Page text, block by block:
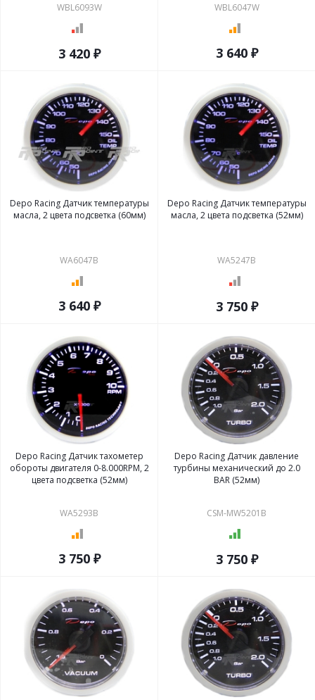
WBL6093W
3 420 ₽
WBL6047W
3 640 ₽
Depo Racing Датчик температуры
масла, 2 цвета подсветка (60мм)
WA6047B
3 640 ₽
Depo Racing Датчик температуры
масла, 2 цвета подсветка (52мм)
WA5247B
3 750 ₽
Depo Racing Датчик тахометер
обороты двигателя 0-8.000RPM, 2
цвета подсветка (52мм)
WA5293B
3 750 ₽
Depo Racing Датчик давление
турбины механический до 2.0
BAR (52мм)
CSM-MW5201B
3 750 ₽